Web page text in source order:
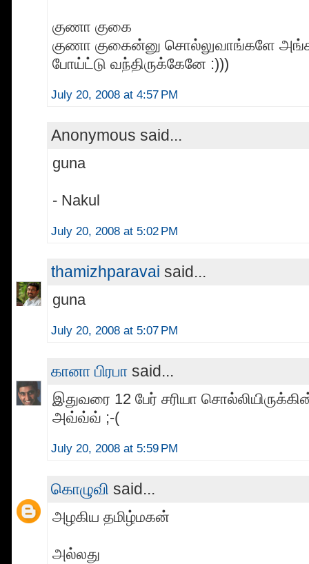
குணா குகை
குணா குகைன்னு சொல்லுவாங்களே அங்க
போய்ட்டு வந்திருக்கேனே :)))
July 20, 2008 at 4:57 PM
Anonymous said...
guna
- Nakul
July 20, 2008 at 5:02 PM
thamizhparavai said...
guna
July 20, 2008 at 5:07 PM
கானா பிரபா said...
இதுவரை 12 பேர் சரியா
அவ்வ்வ் ;-(
July 20, 2008 at 5:59 PM
கொழுவி said...
அழகிய தமிழ்மகன்
அல்லது